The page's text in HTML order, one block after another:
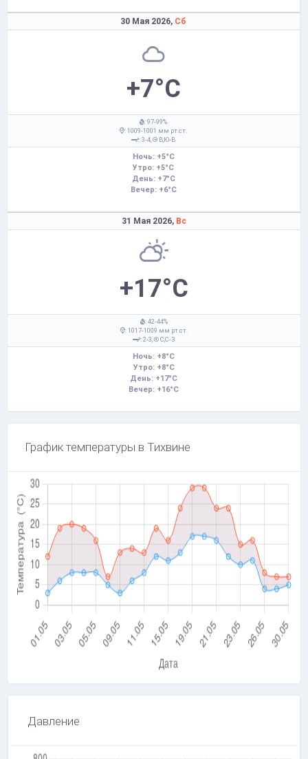
30 Мая 2026, Сб
+7°C
: 97-99%
: 1009-1001 мм рт.ст.
: 3-4,
В,Ю-В
Ночь: +5°C
Утро: +5°C
День: +7°C
Вечер: +6°C
31 Мая 2026, Вс
+17°C
: 42-44%
: 1017-1009 мм рт.ст.
: 2-3,
С,С-З
Ночь: +8°C
Утро: +8°C
День: +17°C
Вечер: +16°C
График температуры в Тихвине
Давление